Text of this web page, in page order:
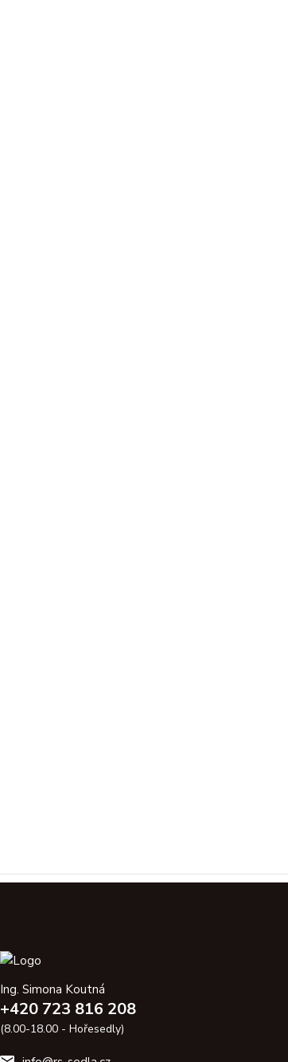
Ing. Simona Koutná
+420 723 816 208
(8.00-18.00 - Hořesedly)